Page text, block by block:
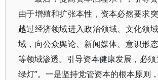
由于增殖和扩张本性，资本必然要求
越过经济领域进入政治领域、文化领
域，向公众舆论、新闻媒体、意识形
等领域渗透。引导资本健康发展，必须
绿灯”。一是坚持党管资本的根本原则